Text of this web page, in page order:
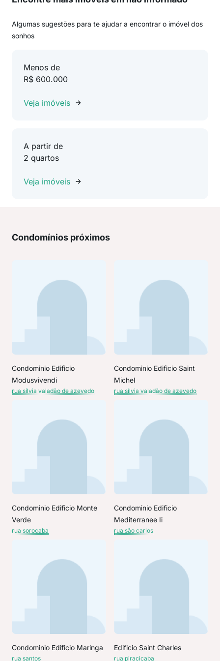
Algumas sugestões para te ajudar a encontrar o imóvel dos
sonhos
Menos de
R$ 600.000
Veja imóveis
A partir de
2 quartos
Veja imóveis
Condomínios próximos
Condominio Edificio
Modusvivendi
rua sílvia valadão de azevedo
Condominio Edificio Saint
Michel
rua sílvia valadão de azevedo
Condominio Edificio Monte
Verde
rua sorocaba
Condominio Edificio
Mediterranee Ii
rua são carlos
Condominio Edificio Maringa
rua santos
Edificio Saint Charles
rua piracicaba